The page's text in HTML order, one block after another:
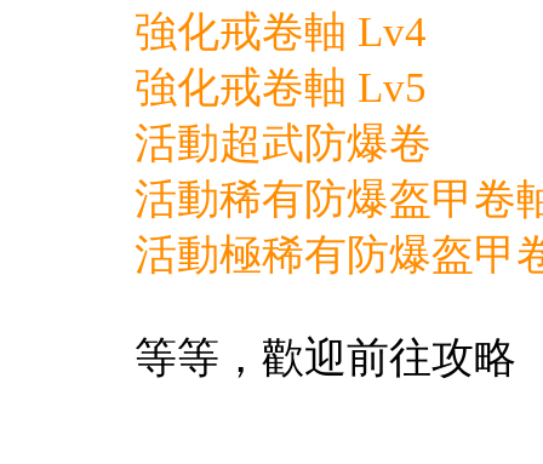
強化戒卷軸 Lv4
強化戒卷軸 Lv5
活動超武防爆卷
活動稀有防爆盔甲卷
活動極稀有防爆盔甲
等等，歡迎前往攻略